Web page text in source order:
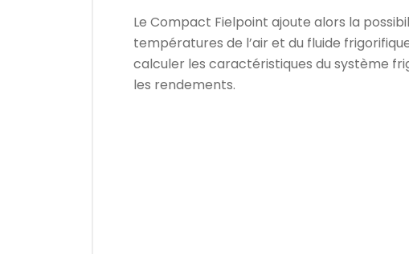
Le Compact Fielpoint ajoute alors la
températures de l’air et du fluide
calculer les caractéristiques du système
les rendements.